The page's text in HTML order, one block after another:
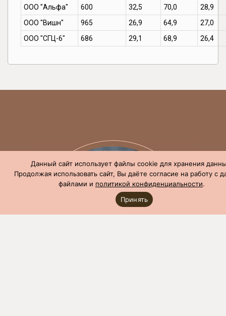
ООО "Альфа"
600 32,5 70,0
28,9
ООО "Вишн"
965 26,9 64,9
27,0
ООО "СГЦ-6"
686 29,1 68,9 26,4
Данный сайт использует файлы cookie для хранения
Продолжая использовать сайт, Вы даёте согласие на работу с
файлами и политикой конфиденциальности.
Принять